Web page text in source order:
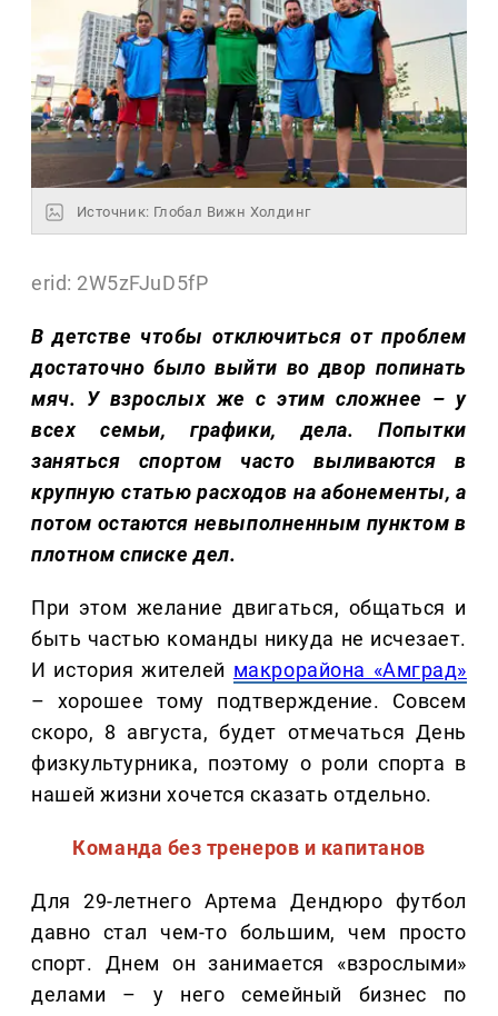
Источник: Глобал Вижн Холдинг
erid: 2W5zFJuD5fP
В детстве чтобы отключиться от проблем
достаточно было выйти во двор попинать
мяч. У взрослых же с этим сложнее – у
всех семьи, графики, дела. Попытки
заняться спортом часто выливаются в
крупную статью расходов на абонементы, а
потом остаются невыполненным пунктом в
плотном списке дел.
При этом желание двигаться, общаться и
быть частью команды никуда не исчезает.
И история жителей макрорайона «Амград»
– хорошее тому подтверждение. Совсем
скоро, 8 августа, будет отмечаться День
физкультурника, поэтому о роли спорта в
нашей жизни хочется сказать отдельно.
Команда без тренеров и капитанов
Для 29-летнего Артема Дендюро футбол
давно стал чем-то большим, чем просто
спорт. Днем он занимается «взрослыми»
делами – у него семейный бизнес по